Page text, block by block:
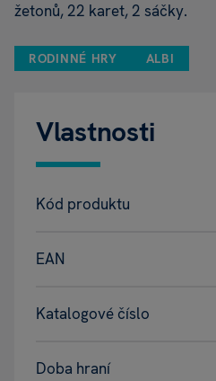
žetonů, 22 karet, 2 sáčky.
RODINNÉ HRY ALBI
Vlastnosti
Kód produktu
EAN
Katalogové číslo
Doba hraní